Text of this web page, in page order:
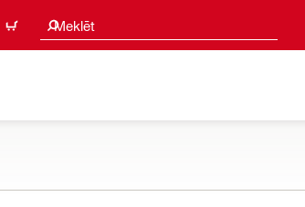
Meklēt
Meklēšanas ieteikumi